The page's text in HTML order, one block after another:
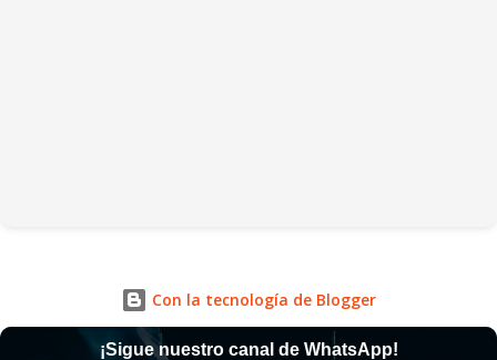
Con la tecnología de Blogger
¡Sigue nuestro canal de WhatsApp!